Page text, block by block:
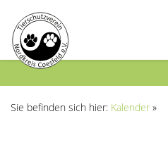
Sie befinden sich hier: Kalender »